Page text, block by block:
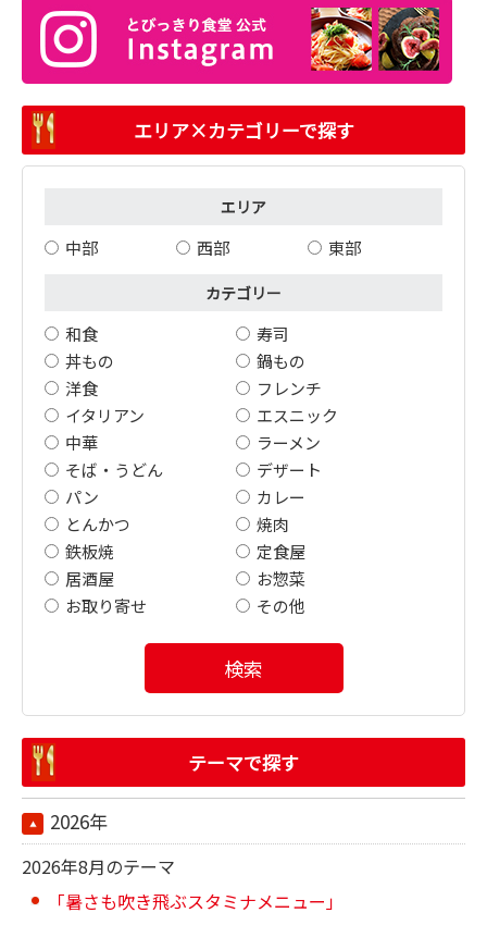
エリア×カテゴリーで探す
エリア
中部 西部 東部
カテゴリー
和食
寿司
丼もの
鍋もの
洋食
フレンチ
イタリアン
エスニック
中華
ラーメン
そば・うどん
デザート
パン
カレー
とんかつ
焼肉
鉄板焼
定食屋
居酒屋
お惣菜
お取り寄せ
その他
検索
テーマで探す
2026年
2026年8月のテーマ
「暑さも吹き飛ぶスタミナメニュー」